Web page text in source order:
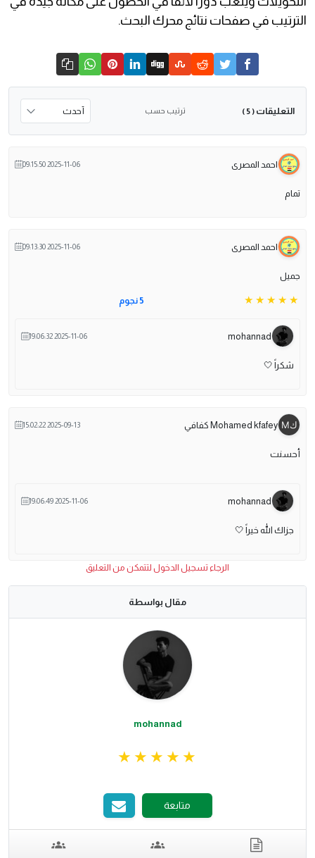
الترتيب في صفحات نتائج محرك البحث.
التعليقات ( 5 ) ترتيب حسب
احمد المصرى 2025-11-06 09:15:50
تمام
احمد المصرى 2025-11-06 09:13:30
جميل
5 نجوم
mohannad
2025-11-06 19:06:32
شكراً 🤍
Mohamed kfafey كفافي 2025-09-13 15:02:22
أحسنت
mohannad
2025-11-06 19:06:49
جزاك الله خيراً 🤍
الرجاء تسجيل الدخول لتتمكن من التعليق
مقال بواسطة
mohannad
متابعة